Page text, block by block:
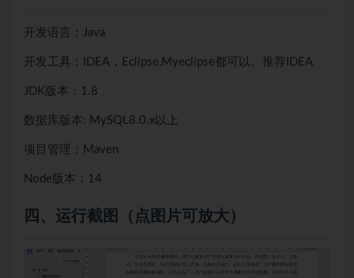
开发语言：Java
开发工具：IDEA，Eclipse,Myeclipse都可以。推荐IDEA
JDK版本：1.8
数据库版本: MySQL8.0.x以上
项目管理：Maven
Node版本：14
四、 运行截图（点图片可放大）